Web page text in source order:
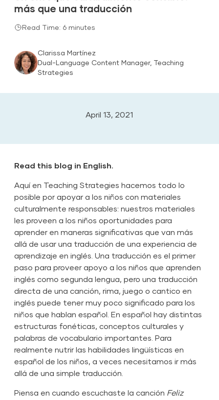
más que una traducción
Read Time: 6 minutes
Clarissa Martínez
Dual-Language Content Manager, Teaching
Strategies
April 13, 2021
Read this blog in English.
Aquí en Teaching Strategies hacemos todo lo
posible por apoyar a los niños con materiales
culturalmente responsables: nuestros materiales
les proveen a los niños oportunidades para
aprender en maneras significativas que van más
allá de usar una traducción de una experiencia de
aprendizaje en inglés. Una traducción es el primer
paso para proveer apoyo a los niños que aprenden
inglés como segunda lengua, pero una traducción
directa de una canción, rima, juego o cantico en
inglés puede tener muy poco significado para los
niños que hablan español. En español hay distintas
estructuras fonéticas, conceptos culturales y
palabras de vocabulario importantes. Para
realmente nutrir las habilidades lingüísticas en
español de los niños, a veces necesitamos ir más
allá de una simple traducción.
Piensa en cuando escuchaste la canción Feliz